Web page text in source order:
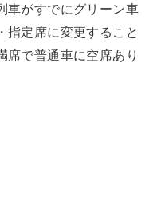
車がすでにグリーン車
指定席に変更すること
席で普通車に空席あり